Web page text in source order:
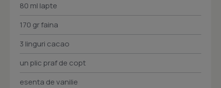
80 ml lapte
170 gr faina
3 linguri cacao
un plic praf de copt
esenta de vanilie